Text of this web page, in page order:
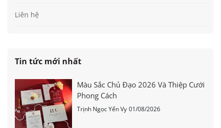
Liên hệ
Tin tức mới nhất
Màu Sắc Chủ Đạo 2026 Và Thiệp Cưới
Phong Cách
Trịnh Ngọc Yến Vy 01/08/2026